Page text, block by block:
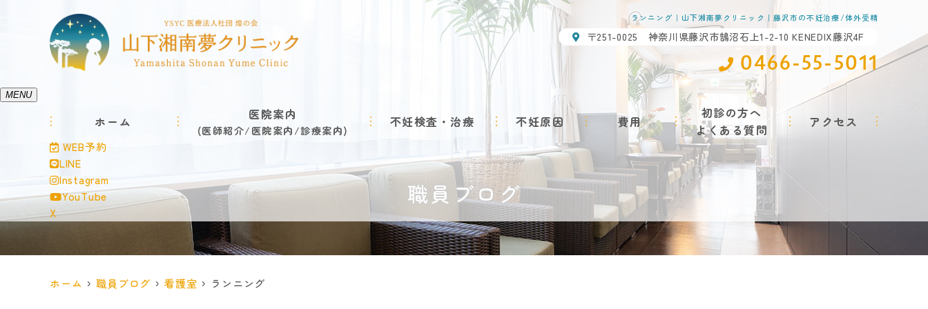
ランニング｜山下湘南夢クリニック｜藤沢市の不妊治療/体外受精
〒251-0025 神奈川県藤沢市鵠沼石上1-2-10 KENEDIX藤沢4F
0466-55-5011
MENU
ホーム 医院案内
医師紹介 医院案内 診療案内
不妊検査・治療 不妊原因 費用
初診の方へ
よくある質問
アクセス
WEB予約
LINE
Instagram
YouTube
X
職員ブログ
ホーム 職員ブログ 看護室 ランニング